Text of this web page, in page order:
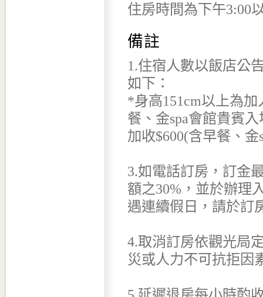
住房時間為下午3:00
備註
1.住宿人數以飯店公
如下：
*身高151cm以上為
餐、金spa會館貴賓
加收$600(含早餐、
3.如電話訂房，訂金
額之30%，並於辦理
遇連續假日，請於訂
4.取消訂房依觀光局
災或人力不可抗拒因